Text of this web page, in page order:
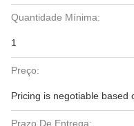
Quantidade Mínima:
1
Preço:
Pricing is negotiable based
Prazo De Entrega: